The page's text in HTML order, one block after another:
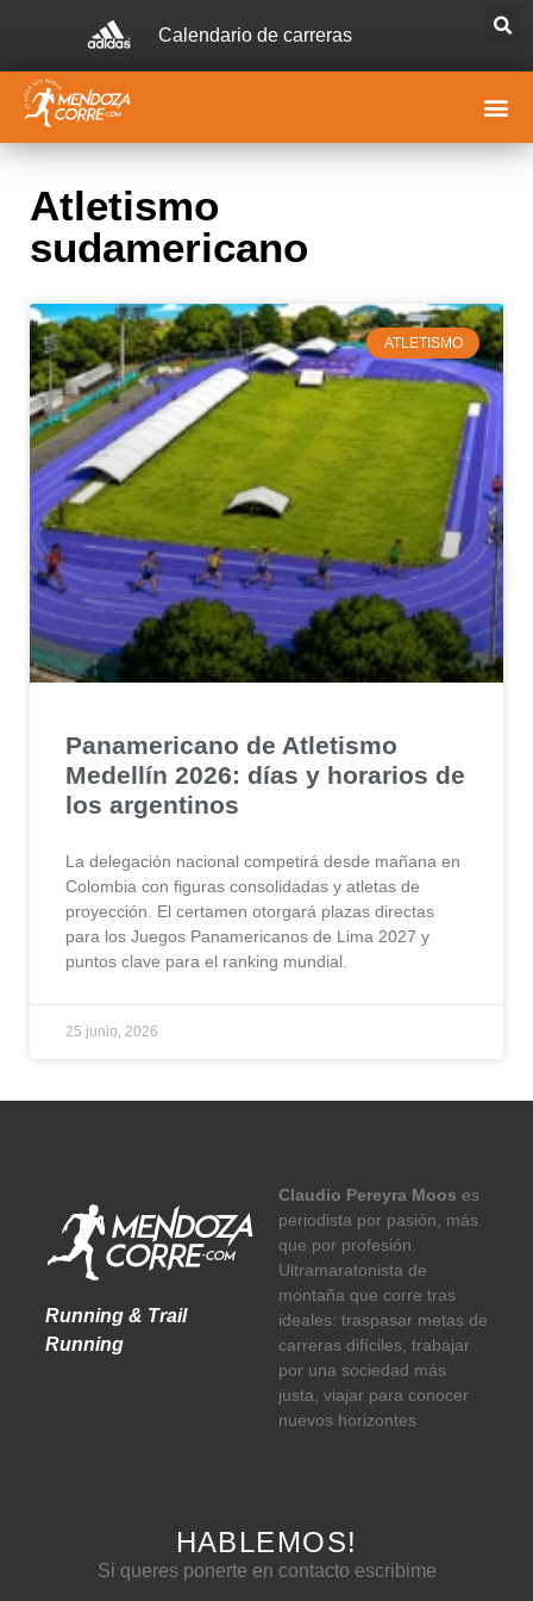
Calendario de carreras
Atletismo
sudamericano
ATLETISMO
Panamericano de Atletismo
Medellín 2026: días y horarios de
los argentinos
La delegación nacional competirá desde mañana en
Colombia con figuras consolidadas y atletas de
proyección. El certamen otorgará plazas directas
para los Juegos Panamericanos de Lima 2027 y
puntos clave para el ranking mundial.
25 junio, 2026
Running & Trail
Running
Claudio Pereyra Moos es
periodista por pasión, más
que por profesión.
Ultramaratonista de
montaña que corre tras
ideales: traspasar metas de
carreras difíciles, trabajar
por una sociedad más
justa, viajar para conocer
nuevos horizontes
HABLEMOS!
Si queres ponerte en contacto escribime